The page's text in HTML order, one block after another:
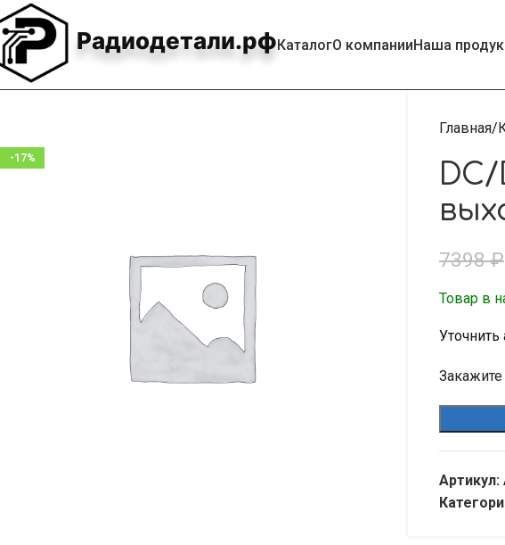
Радиодетали.рфКаталогО компанииНаша
-17%
Главная
7398₽
Товар в
Артикул: